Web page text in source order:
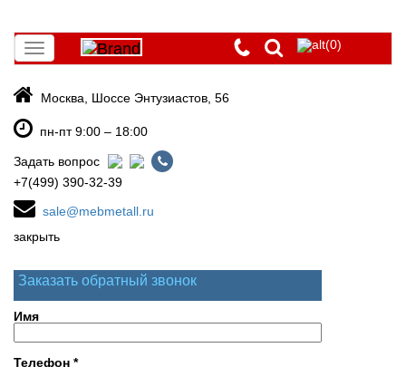
Toggle
navigation
(0)
Москва, Шоссе Энтузиастов, 56
пн-пт 9:00 – 18:00
Задать вопрос
+7(499) 390-32-39
sale@mebmetall.ru
закрыть
Заказать обратный звонок
Имя
Телефон *